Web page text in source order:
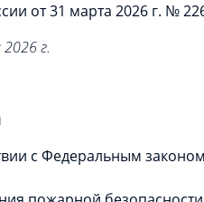
от 31 марта 2026 г. №
г.
с Федеральным